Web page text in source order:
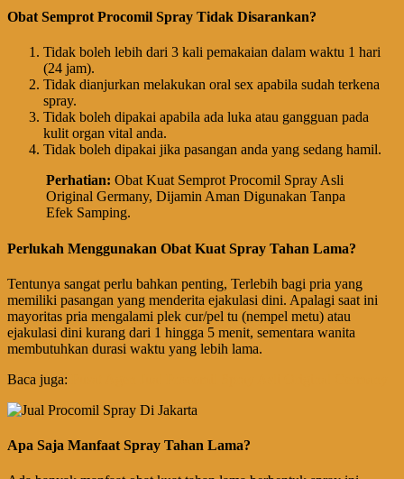
Obat Semprot Procomil Spray Tidak Disarankan?
Tidak boleh lebih dari 3 kali pemakaian dalam waktu 1 hari
(24 jam).
Tidak dianjurkan melakukan oral sex apabila sudah terkena
spray.
Tidak boleh dipakai apabila ada luka atau gangguan pada
kulit organ vital anda.
Tidak boleh dipakai jika pasangan anda yang sedang hamil.
Perhatian: Obat Kuat Semprot Procomil Spray Asli
Original Germany, Dijamin Aman Digunakan Tanpa
Efek Samping.
Perlukah Menggunakan Obat Kuat Spray Tahan Lama?
Tentunya sangat perlu bahkan penting, Terlebih bagi pria yang
memiliki pasangan yang menderita ejakulasi dini. Apalagi saat ini
mayoritas pria mengalami plek cur/pel tu (nempel metu) atau
ejakulasi dini kurang dari 1 hingga 5 menit, sementara wanita
membutuhkan durasi waktu yang lebih lama.
Baca juga:
Apa Saja Manfaat Spray Tahan Lama?